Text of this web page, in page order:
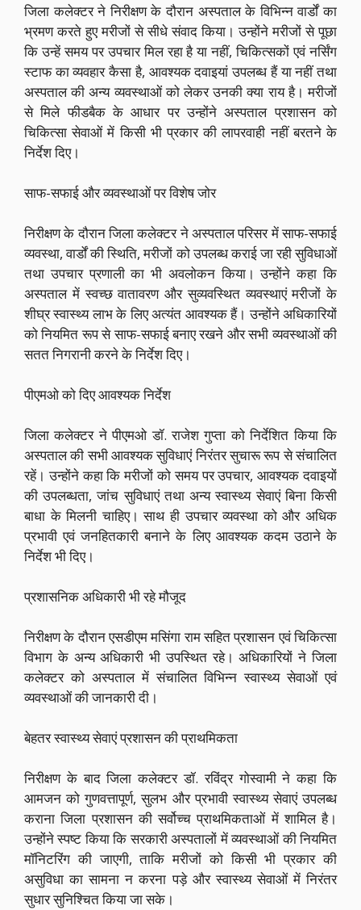
जिला कलेक्टर ने निरीक्षण के दौरान अस्पताल के विभिन्न वार्डों का
भ्रमण करते हुए मरीजों से सीधे संवाद किया। उन्होंने मरीजों से पूछा
कि उन्हें समय पर उपचार मिल रहा है या नहीं, चिकित्सकों एवं नर्सिंग
स्टाफ का व्यवहार कैसा है, आवश्यक दवाइयां उपलब्ध हैं या नहीं तथा
अस्पताल की अन्य व्यवस्थाओं को लेकर उनकी क्या राय है। मरीजों
से मिले फीडबैक के आधार पर उन्होंने अस्पताल प्रशासन को
चिकित्सा सेवाओं में किसी भी प्रकार की लापरवाही नहीं बरतने के
निर्देश दिए।
साफ-सफाई और व्यवस्थाओं पर विशेष जोर
निरीक्षण के दौरान जिला कलेक्टर ने अस्पताल परिसर में साफ-सफाई
व्यवस्था, वार्डों की स्थिति, मरीजों को उपलब्ध कराई जा रही सुविधाओं
तथा उपचार प्रणाली का भी अवलोकन किया। उन्होंने कहा कि
अस्पताल में स्वच्छ वातावरण और सुव्यवस्थित व्यवस्थाएं मरीजों के
शीघ्र स्वास्थ्य लाभ के लिए अत्यंत आवश्यक हैं। उन्होंने अधिकारियों
को नियमित रूप से साफ-सफाई बनाए रखने और सभी व्यवस्थाओं की
सतत निगरानी करने के निर्देश दिए।
पीएमओ को दिए आवश्यक निर्देश
जिला कलेक्टर ने पीएमओ डॉ. राजेश गुप्ता को निर्देशित किया कि
अस्पताल की सभी आवश्यक सुविधाएं निरंतर सुचारू रूप से संचालित
रहें। उन्होंने कहा कि मरीजों को समय पर उपचार, आवश्यक दवाइयों
की उपलब्धता, जांच सुविधाएं तथा अन्य स्वास्थ्य सेवाएं बिना किसी
बाधा के मिलनी चाहिए। साथ ही उपचार व्यवस्था को और अधिक
प्रभावी एवं जनहितकारी बनाने के लिए आवश्यक कदम उठाने के
निर्देश भी दिए।
प्रशासनिक अधिकारी भी रहे मौजूद
निरीक्षण के दौरान एसडीएम मसिंगा राम सहित प्रशासन एवं चिकित्सा
विभाग के अन्य अधिकारी भी उपस्थित रहे। अधिकारियों ने जिला
कलेक्टर को अस्पताल में संचालित विभिन्न स्वास्थ्य सेवाओं एवं
व्यवस्थाओं की जानकारी दी।
बेहतर स्वास्थ्य सेवाएं प्रशासन की प्राथमिकता
निरीक्षण के बाद जिला कलेक्टर डॉ. रविंद्र गोस्वामी ने कहा कि
आमजन को गुणवत्तापूर्ण, सुलभ और प्रभावी स्वास्थ्य सेवाएं उपलब्ध
कराना जिला प्रशासन की सर्वोच्च प्राथमिकताओं में शामिल है।
उन्होंने स्पष्ट किया कि सरकारी अस्पतालों में व्यवस्थाओं की नियमित
मॉनिटरिंग की जाएगी, ताकि मरीजों को किसी भी प्रकार की
असुविधा का सामना न करना पड़े और स्वास्थ्य सेवाओं में निरंतर
सुधार सुनिश्चित किया जा सके।